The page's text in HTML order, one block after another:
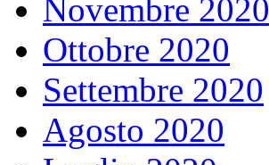
Novembre 2020
Ottobre 2020
Settembre 2020
Agosto 2020